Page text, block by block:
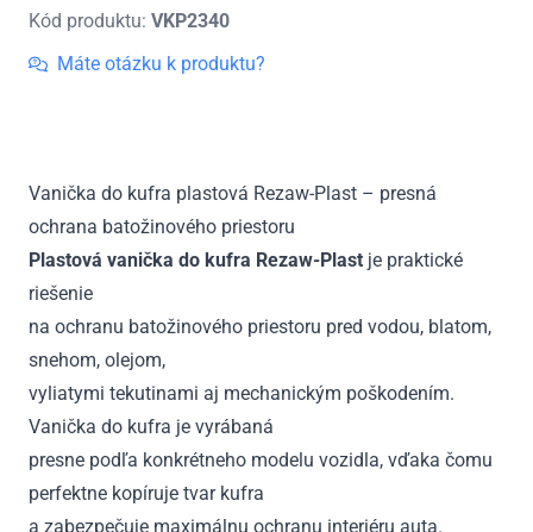
plastová
Subaru
od
2019
Kód produktu: VKP2340
Máte otázku k produktu?
Vanička do kufra plastová Rezaw-Plast – presná
ochrana batožinového priestoru
Plastová vanička do kufra Rezaw-Plast je praktické
riešenie
na ochranu batožinového priestoru pred vodou, blatom,
snehom, olejom,
vyliatymi tekutinami aj mechanickým poškodením.
Vanička do kufra je vyrábaná
presne podľa konkrétneho modelu vozidla, vďaka čomu
perfektne kopíruje tvar kufra
a zabezpečuje maximálnu ochranu interiéru auta.